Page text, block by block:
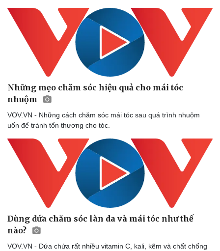
Những mẹo chăm sóc hiệu quả cho mái tóc
nhuộm
VOV.VN - Những cách chăm sóc mái tóc sau quá trình nhuộm
uốn để tránh tổn thương cho tóc.
Dùng dứa chăm sóc làn da và mái tóc như thế
nào?
VOV.VN - Dứa chứa rất nhiều vitamin C, kali, kẽm và chất chống